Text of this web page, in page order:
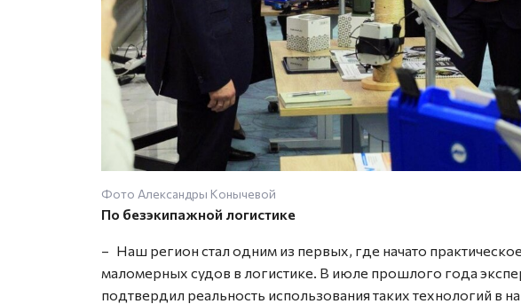
Фото Александры Конычевой
По безэкипажной логистике
– Наш регион стал одним из первых, где начато
маломерных судов в логистике. В июле прошлого года
подтвердил реальность использования таких технологий в